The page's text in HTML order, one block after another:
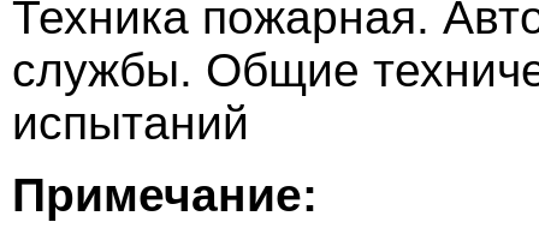
Техника пожарная.
службы. Общие
испытаний
Примечание: